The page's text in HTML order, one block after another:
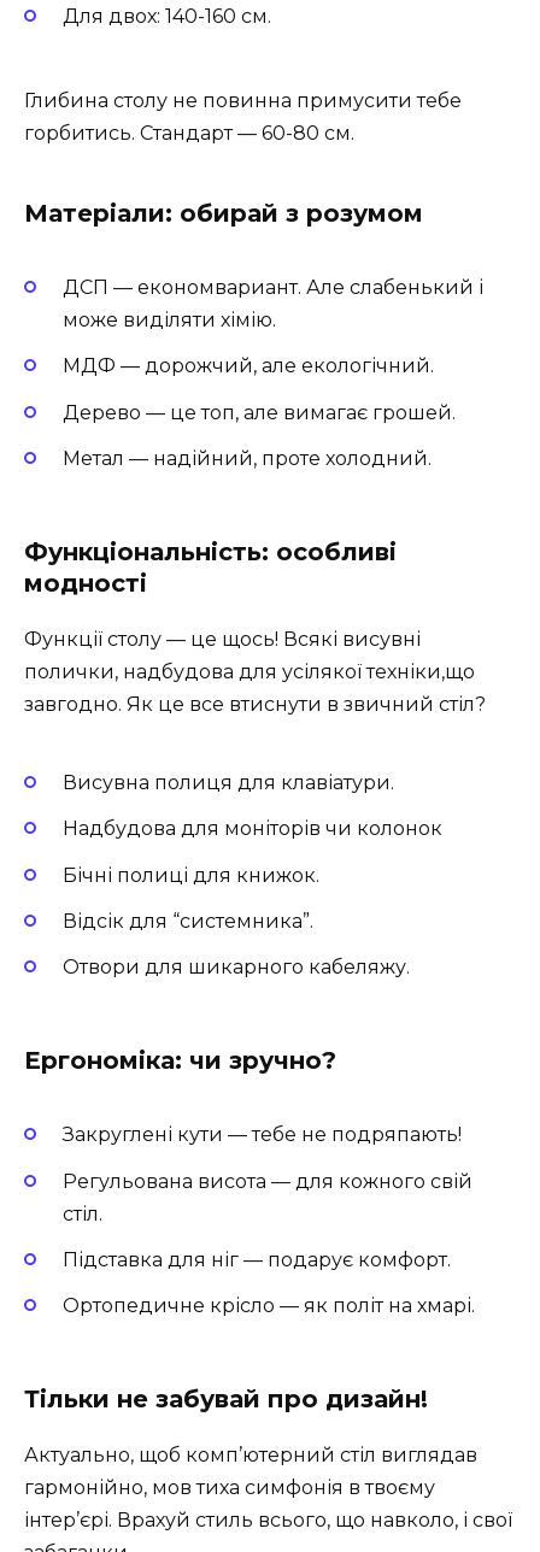
Для двох: 140-160 см.
Глибина столу не повинна примусити тебе
горбитись. Стандарт — 60-80 см.
Матеріали: обирай з розумом
ДСП — економвариант. Але слабенький і
може виділяти хімію.
МДФ — дорожчий, але екологічний.
Дерево — це топ, але вимагає грошей.
Метал — надійний, проте холодний.
Функціональність: особливі
модності
Функції столу — це щось! Всякі висувні
полички, надбудова для усілякої техніки,що
завгодно. Як це все втиснути в звичний стіл?
Висувна полиця для клавіатури.
Надбудова для моніторів чи колонок
Бічні полиці для книжок.
Відсік для “системника”.
Отвори для шикарного кабеляжу.
Ергономіка: чи зручно?
Закруглені кути — тебе не подряпають!
Регульована висота — для кожного свій
стіл.
Підставка для ніг — подарує комфорт.
Ортопедичне крісло — як політ на хмарі.
Тільки не забувай про дизайн!
Актуально, щоб комп’ютерний стіл виглядав
гармонійно, мов тиха симфонія в твоєму
інтер’єрі. Врахуй стиль всього, що навколо, і свої